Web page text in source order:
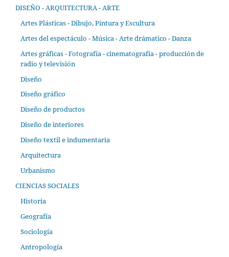
DISEÑO - ARQUITECTURA - ARTE
Artes Plásticas - Dibujo, Pintura y Escultura
Artes del espectáculo - Música - Arte drámatico - Danza
Artes gráficas - Fotografía - cinematografía - producción de
radio y televisión
Diseño
Diseño gráfico
Diseño de productos
Diseño de interiores
Diseño textil e indumentaria
Arquitectura
Urbanismo
CIENCIAS SOCIALES
Historia
Geografía
Sociología
Antropología